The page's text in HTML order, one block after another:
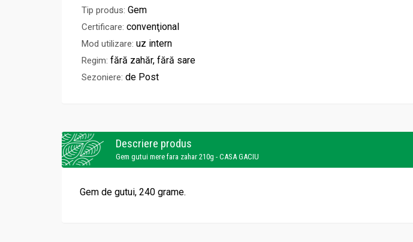
Tip produs: Gem
Certificare: convenţional
Mod utilizare: uz intern
Regim: fără zahăr, fără sare
Sezoniere: de Post
Descriere produs
Gem gutui mere fara zahar 210g - CASA GACIU
Gem de gutui, 240 grame.